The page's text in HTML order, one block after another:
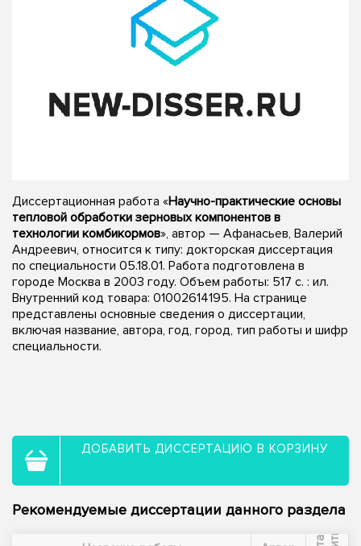
Диссертационная работа «Научно-практические основы
тепловой обработки зерновых компонентов в
технологии комбикормов», автор — Афанасьев, Валерий
Андреевич, относится к типу: докторская диссертация
по специальности 05.18.01. Работа подготовлена в
городе Москва в 2003 году. Объем работы: 517 с. : ил.
Внутренний код товара: 01002614195. На странице
представлены основные сведения о диссертации,
включая название, автора, год, город, тип работы и шифр
специальности.
ДОБАВИТЬ ДИССЕРТАЦИЮ В КОРЗИНУ
Рекомендуемые диссертации данного раздела